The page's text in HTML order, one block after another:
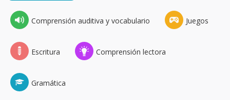
Comprensión auditiva y vocabulario Juegos
Escritura Comprensión lectora
Gramática